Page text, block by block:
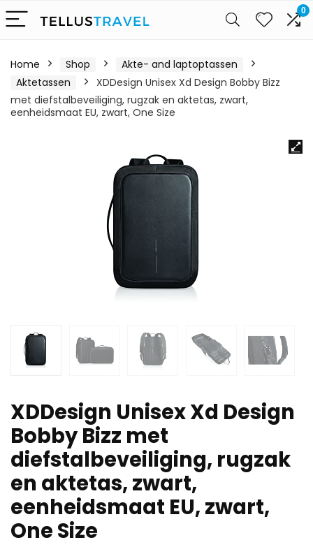
0
Home Shop
Akte- and laptoptassen
Aktetassen
XDDesign Unisex Xd Design Bobby Bizz
met diefstalbeveiliging, rugzak en aktetas, zwart,
eenheidsmaat EU, zwart, One Size
XDDesign Unisex Xd Design
Bobby Bizz met
diefstalbeveiliging, rugzak
en aktetas, zwart,
eenheidsmaat EU, zwart,
One Size